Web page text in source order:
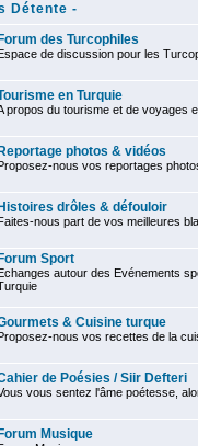
Détente -
Forum des Turcophiles
de discussion pour les
en Turquie
propos du tourisme et de voyages
Reportage photos & vidéos
nous vos reportages
Histoires drôles & défouloir
nous part de vos meilleures
Forum Sport
autour des Evénements
& Cuisine turque
nous vos recettes de la
de Poésies / Siir Defteri
vous sentez l'âme poétesse,
Forum Musique